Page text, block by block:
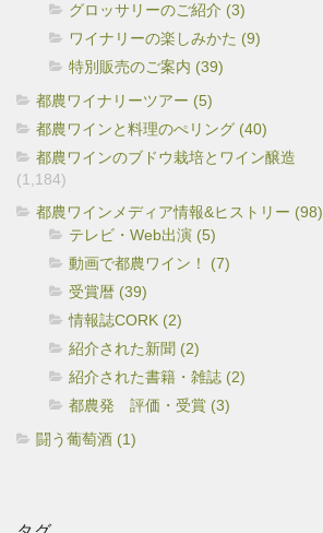
グロッサリーのご紹介 (3)
ワイナリーの楽しみかた (9)
特別販売のご案内 (39)
都農ワイナリーツアー (5)
都農ワインと料理のぺリング (40)
都農ワインのブドウ栽培とワイン醸造
(1,184)
都農ワインメディア情報&ヒストリー (98)
テレビ・Web出演 (5)
動画で都農ワイン！ (7)
受賞暦 (39)
情報誌CORK (2)
紹介された新聞 (2)
紹介された書籍・雑誌 (2)
都農発 評価・受賞 (3)
闘う葡萄酒 (1)